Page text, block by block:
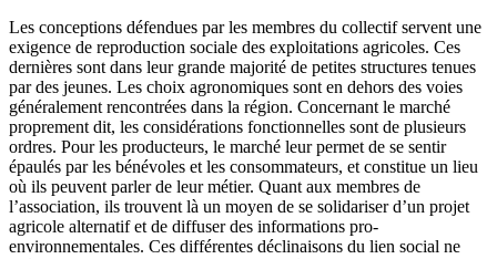
Les conceptions défendues par les membres du collectif servent une
exigence de reproduction sociale des exploitations agricoles. Ces
dernières sont dans leur grande majorité de petites structures tenues
par des jeunes. Les choix agronomiques sont en dehors des voies
généralement rencontrées dans la région. Concernant le marché
proprement dit, les considérations fonctionnelles sont de plusieurs
ordres. Pour les producteurs, le marché leur permet de se sentir
épaulés par les bénévoles et les consommateurs, et constitue un lieu
où ils peuvent parler de leur métier. Quant aux membres de
l’association, ils trouvent là un moyen de se solidariser d’un projet
agricole alternatif et de diffuser des informations pro-
environnementales. Ces différentes déclinaisons du lien social ne